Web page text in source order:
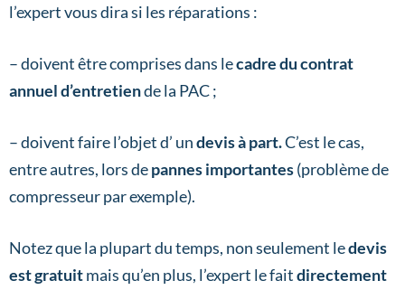
l’expert vous dira si les réparations :
– doivent être comprises dans lecadre du contrat
annuel d’entretiende la PAC ;
– doivent faire l’objet d’ undevis à part.C’est le cas,
entre autres, lors depannes importantes(problème de
compresseur par exemple).
Notez que la plupart du temps, non seulement ledevis
est gratuitmais qu’en plus, l’expert le faitdirectement